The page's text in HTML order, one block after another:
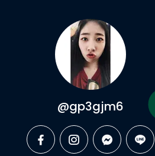
@gp3gjm6
facebookinstagrammessenger
line